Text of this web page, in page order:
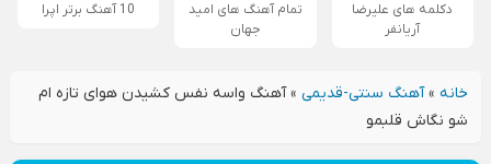
دکلمه های علیرضا
آریانفر
تمام آهنگ های امید
جهان
10 آهنگ برتر اپرا
خانه»آهنگ سنتی-قدیمی»آهنگ واسه نفس کشیدن هوای تازه ام
شو نگاش قلبمو